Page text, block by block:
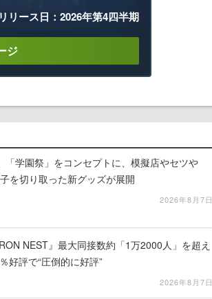
リリース日：2026年第4四半期
ジ
「学園祭」をコンセプトに、模擬店やセツや
を切り取った新グッズが展開
2026年8月7日
NEST』最大同接数約「1万2000人」を超え
好評で“圧倒的に好評”
2026年8月7日